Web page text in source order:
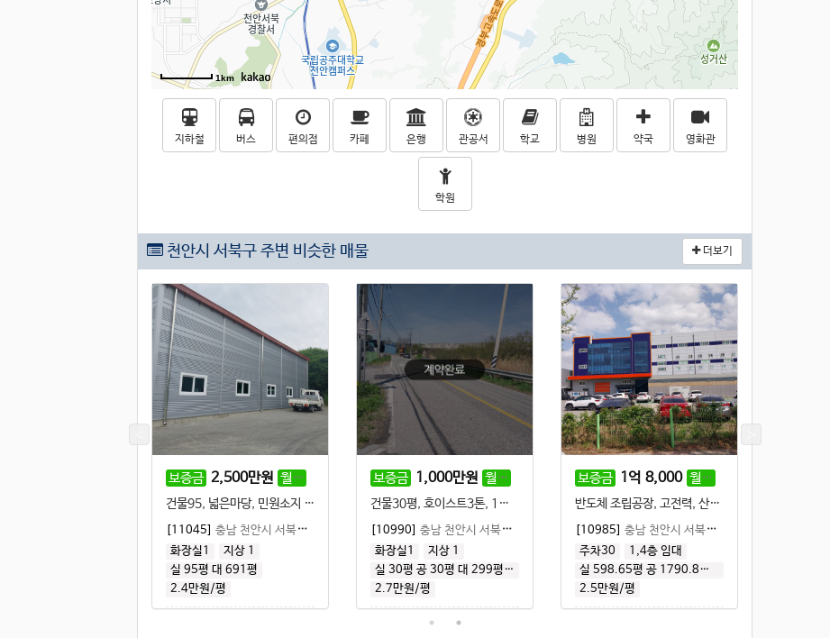
1km
지하철 버스 편의점 카페 은행 관공서 학교 병원 약국 영화관
학원
더보기
천안시 서북구 주변 비슷한 매물
(부가세미포함)
공장·창고 임대
보증금 2,500만원 월세 (부가세미포함)
건물95, 넓은마당, 민원소지 적음
[11045] 충남 천안시 서북구 직산읍
공장·창고 임대
화장실1
지상 1
실 95평 대 691평
2.4만원/평
보증금 1,000만원 월세 (부가세미포함)
건물30평, 호이스트3톤, 1번국도 1분이내
[10990] 충남 천안시 서북구 성거읍
공장·창고 임대
화장실1
지상 1
실 30평 공 30평 대 299평 건 58평
2.7만원/평
보증금 1억 8,000 월세
반도체 조립공장, 고전력, 산업단지내, 기숙사, 마당넓음, 넓은주차공간
[10985] 충남 천안시 서북구 직산읍
주차30
1,4층 임대
실 598.65평 공 1790.8평
2.5만원/평